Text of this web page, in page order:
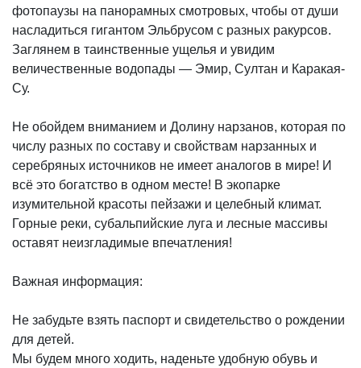
фотопаузы на панорамных смотровых, чтобы от души
насладиться гигантом Эльбрусом с разных ракурсов.
Заглянем в таинственные ущелья и увидим
величественные водопады — Эмир, Султан и Каракая-
Су.
Не обойдем вниманием и Долину нарзанов, которая по
числу разных по составу и свойствам нарзанных и
серебряных источников не имеет аналогов в мире! И
всё это богатство в одном месте! В экопарке
изумительной красоты пейзажи и целебный климат.
Горные реки, субальпийские луга и лесные массивы
оставят неизгладимые впечатления!
Важная информация:
Не забудьте взять паспорт и свидетельство о рождении
для детей.
Мы будем много ходить, наденьте удобную обувь и